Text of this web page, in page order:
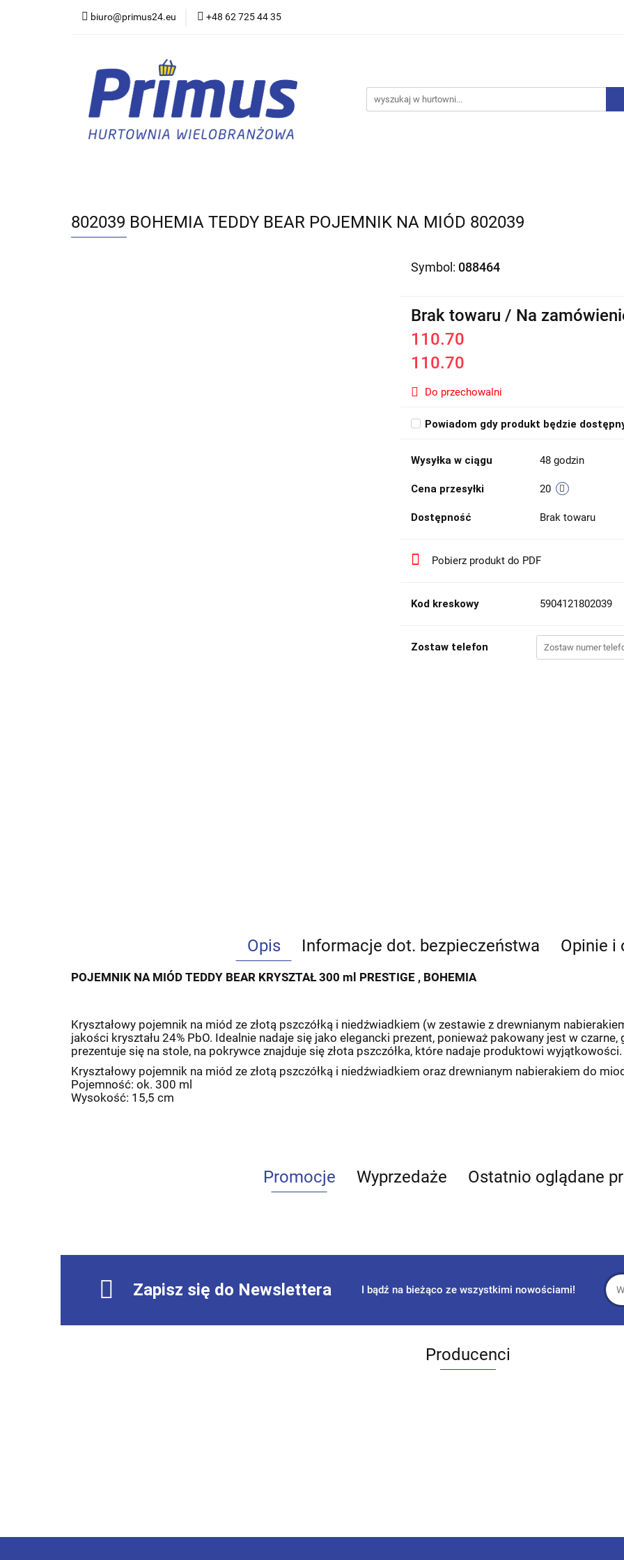
biuro@primus24.eu +48 62 725 44 35
Artykuły Szkolno-Biurowe
802039 BOHEMIA TEDDY BEAR POJEMNIK NA MIÓD 802039
Symbol: 088464
Brak towaru / Na
110.70
110.70
Do przechowalni
Powiadom gdy produkt będzie
Wysyłka w ciągu 48 godzin
Cena przesyłki 20
Dostępność Brak towaru
Pobierz produkt do PDF
Kod kreskowy 5904121802039
Zostaw telefon
Opis Informacje dot. bezpieczeństwa Opinie i
POJEMNIK NA MIÓD TEDDY BEAR KRYSZTAŁ 300 ml PRESTIGE , BOHEMIA
Kryształowy pojemnik na miód ze złotą pszczółką i niedźwiadkiem (w zestawie z drewnianym
jakości kryształu 24% PbO. Idealnie nadaje się jako elegancki prezent, ponieważ pakowany jest w
prezentuje się na stole, na pokrywce znajduje się złota pszczółka, które nadaje produktowi wyjątkowości.
Kryształowy pojemnik na miód ze złotą pszczółką i niedźwiadkiem oraz drewnianym nabierakiem do
Pojemność: ok. 300 ml
Wysokość: 15,5 cm
Promocje Wyprzedaże Ostatnio oglądane
Zapisz się do Newslettera I bądź na bieżąco ze wszystkimi nowościami!
Producenci